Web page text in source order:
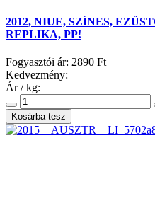
2012, NIUE, SZÍNES,
REPLIKA, PP!
Fogyasztói ár: 2890 Ft
Kedvezmény:
Ár / kg: